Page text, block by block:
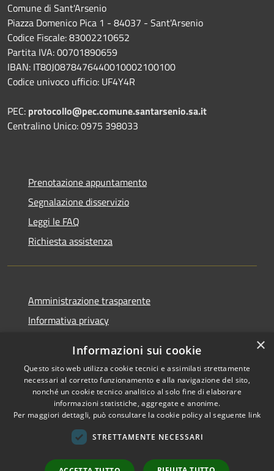
Comune di Sant'Arsenio
Piazza Domenico Pica 1 - 84037 - Sant'Arsenio
Codice Fiscale: 83002210652
Partita IVA: 00701890659
IBAN: IT80J0878476440010002100100
Codice univoco ufficio: UF4Y4R
PEC: protocollo@pec.comune.santarsenio.sa.it
Centralino Unico: 0975 398033
Prenotazione appuntamento
Segnalazione disservizio
Leggi le FAQ
Richiesta assistenza
Amministrazione trasparente
Informativa privacy
Dichiarazione di accessibilità
RSS
Copyright © 2026 • Comune di
Sant'Arsenio • Powered by
redazione
×
Informazioni sui cookie
Questo sito web utilizza cookie tecnici e assimilati strettamente
necessari al corretto funzionamento e alla navigazione del sito,
nonché un cookie tecnico analitico al solo fine di elaborare
informazioni statistiche, aggregate e anonime.
Per maggiori dettagli, può consultare la cookie policy al seguente link
STRETTAMENTE NECESSARI